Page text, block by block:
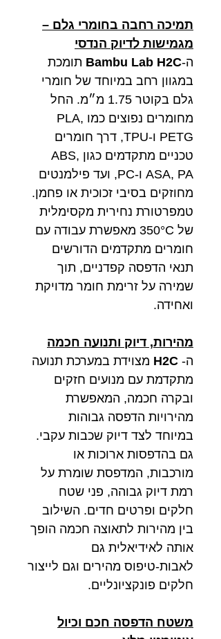
תמיכה רחבה בחומרי גלם –
מגמישות לדיוק הנדסי
ה-Bambu Lab H2C תומכת
במגוון רחב במיוחד של חומרי
גלם בקוטר 1.75 מ״מ. החל
מחומרים נפוצים כמו PLA,
PETG ו-TPU, דרך חומרים
טכניים מתקדמים כגון ABS,
ASA, PA ו-PC, ועד פילמנטים
מחוזקים בסיבי זכוכית או פחמן.
טמפרטורת נחירית מקסימלית
של 350°C מאפשרת עבודה עם
חומרים מתקדמים הדורשים
תנאי הדפסה קפדניים, תוך
שמירה על זרימת חומר מדויקת
ואחידה.
מהירות, דיוק ותנועה חכמה
ה- H2C מצוידת במערכת תנועה
מתקדמת עם מנועים חזקים
ובקרה חכמה, המאפשרת
מהירויות הדפסה גבוהות
במיוחד לצד דיוק שכבות עקבי.
גם בהדפסות ארוכות או
מורכבות, המדפסת שומרת על
רמת דיוק גבוהה, פני שטח
חלקים ופרטים חדים. השילוב
בין מהירות לתאוצה חכמה הופך
אותה לאידיאלית גם
לאבות-טיפוס מהירים וגם לייצור
חלקים פונקציונליים.
משטח הדפסה חכם וכיול